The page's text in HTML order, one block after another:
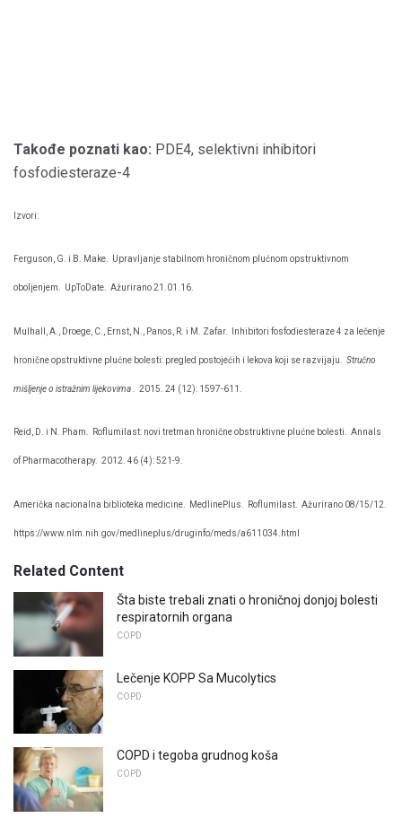
Takođe poznati kao: PDE4, selektivni inhibitori
fosfodiesteraze-4
Izvori:
Ferguson, G. i B. Make. Upravljanje stabilnom hroničnom plućnom opstruktivnom
oboljenjem. UpToDate. Ažurirano 21.01.16.
Mulhall, A., Droege, C., Ernst, N., Panos, R. i M. Zafar. Inhibitori fosfodiesteraze 4 za lečenje
hronične opstruktivne plućne bolesti: pregled postojećih i lekova koji se razvijaju. Stručno
mišljenje o istražnim lijekovima 2015. 24 (12): 1597-611.
Reid, D. i N. Pham. Roflumilast: novi tretman hronične obstruktivne plućne bolesti. Annals
of Pharmacotherapy. 2012. 46 (4): 521-9.
Američka nacionalna biblioteka medicine. MedlinePlus. Roflumilast. Ažurirano 08/15/12.
https://www.nlm.nih.gov/medlineplus/druginfo/meds/a611034.html
Related Content
Šta biste trebali znati o hroničnoj donjoj bolesti
respiratornih organa
COPD
Lečenje KOPP Sa Mucolytics
COPD
COPD i tegoba grudnog koša
COPD